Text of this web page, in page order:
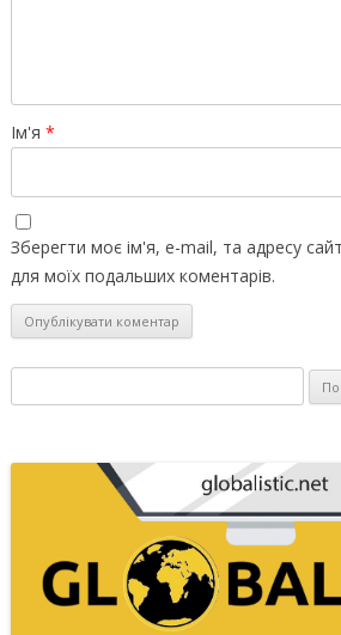
Ім'я *
Зберегти моє ім'я, e-mail, та адресу
для моїх подальших коментарів.